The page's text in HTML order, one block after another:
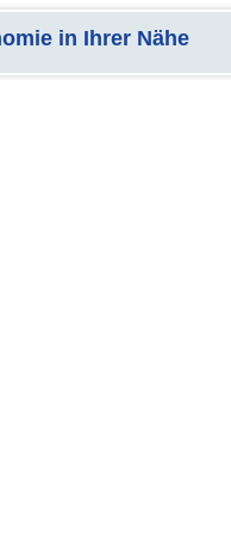
in Ihrer Nähe